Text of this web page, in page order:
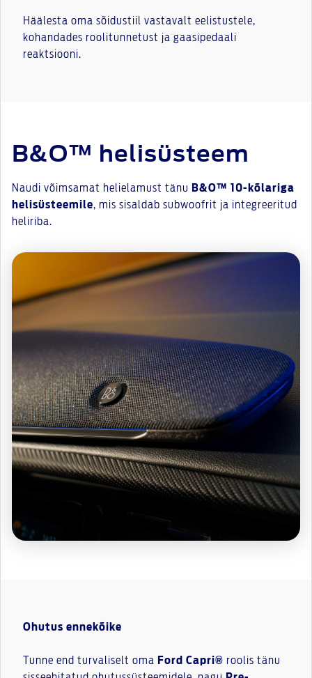
Häälesta oma sõidustiil vastavalt eelistustele,
kohandades roolitunnetust ja gaasipedaali
reaktsiooni.
B&O™ helisüsteem
Naudi võimsamat helielamust tänu B&O™ 10-kõlariga
helisüsteemile, mis sisaldab subwoofrit ja integreeritud
heliriba.
Ohutus ennekõike
Tunne end turvaliselt oma Ford Capri® roolis tänu